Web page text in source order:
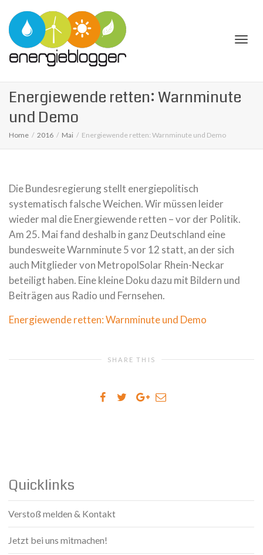
Energiewende retten: Warnminute
und Demo
Home 2016 Mai Energiewende retten: Warnminute und Demo
Die Bundesregierung stellt energiepolitisch
systematisch falsche Weichen. Wir müssen leider
wieder mal die Energiewende retten – vor der Politik.
Am 25. Mai fand deshalb in ganz Deutschland eine
bundesweite Warnminute 5 vor 12 statt, an der sich
auch Mitglieder von MetropolSolar Rhein-Neckar
beteiligt haben. Eine kleine Doku dazu mit Bildern und
Beiträgen aus Radio und Fernsehen.
Energiewende retten: Warnminute und Demo
SHARE THIS
Quicklinks
Verstoß melden & Kontakt
Jetzt bei uns mitmachen!